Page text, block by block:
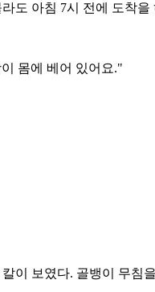
도 아침 7시 전에 도착
몸에 베어 있어요."
이 보였다. 골뱅이 무침